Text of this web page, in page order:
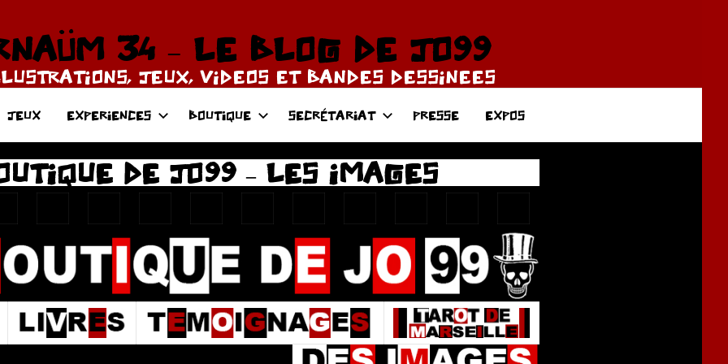
34 – LE BLOG DE JO99
JEUX, VIDEOS ET BANDES DESSINEES
JEUX EXPERIENCES BOUTIQUE SECRÉTARIAT PRESSE EXPOS
DE JO99 – LES IMAGES